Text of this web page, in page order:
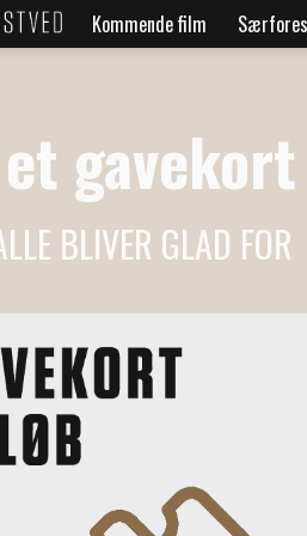
Kommende film
BLIVER GLAD FOR